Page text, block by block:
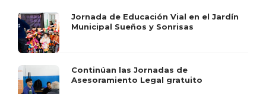
Jornada de Educación Vial en el Jardín
Municipal Sueños y Sonrisas
Continúan las Jornadas de
Asesoramiento Legal gratuito